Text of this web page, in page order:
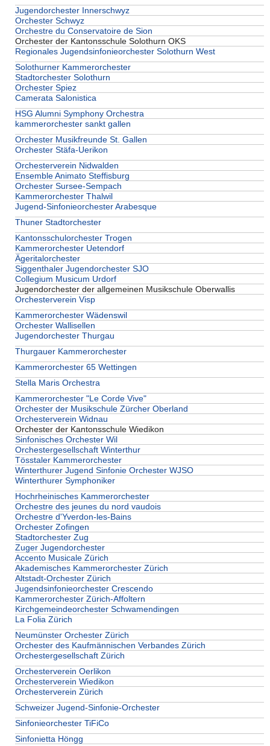
Jugendorchester Innerschwyz
Orchester Schwyz
Orchestre du Conservatoire de Sion
Orchester der Kantonsschule Solothurn OKS
Regionales Jugendsinfonieorchester Solothurn West
Solothurner Kammerorchester
Stadtorchester Solothurn
Orchester Spiez
Camerata Salonistica
HSG Alumni Symphony Orchestra
kammerorchester sankt gallen
Orchester Musikfreunde St. Gallen
Orchester Stäfa-Uerikon
Orchesterverein Nidwalden
Ensemble Animato Steffisburg
Orchester Sursee-Sempach
Kammerorchester Thalwil
Jugend-Sinfonieorchester Arabesque
Thuner Stadtorchester
Kantonsschulorchester Trogen
Kammerorchester Uetendorf
Ägeritalorchester
Siggenthaler Jugendorchester SJO
Collegium Musicum Urdorf
Jugendorchester der allgemeinen Musikschule Oberwallis
Orchesterverein Visp
Kammerorchester Wädenswil
Orchester Wallisellen
Jugendorchester Thurgau
Thurgauer Kammerorchester
Kammerorchester 65 Wettingen
Stella Maris Orchestra
Kammerorchester "Le Corde Vive"
Orchester der Musikschule Zürcher Oberland
Orchesterverein Widnau
Orchester der Kantonsschule Wiedikon
Sinfonisches Orchester Wil
Orchestergesellschaft Winterthur
Tösstaler Kammerorchester
Winterthurer Jugend Sinfonie Orchester WJSO
Winterthurer Symphoniker
Hochrheinisches Kammerorchester
Orchestre des jeunes du nord vaudois
Orchestre d'Yverdon-les-Bains
Orchester Zofingen
Stadtorchester Zug
Zuger Jugendorchester
Accento Musicale Zürich
Akademisches Kammerorchester Zürich
Altstadt-Orchester Zürich
Jugendsinfonieorchester Crescendo
Kammerorchester Zürich-Affoltern
Kirchgemeindeorchester Schwamendingen
La Folia Zürich
Neumünster Orchester Zürich
Orchester des Kaufmännischen Verbandes Zürich
Orchestergesellschaft Zürich
Orchesterverein Oerlikon
Orchesterverein Wiedikon
Orchesterverein Zürich
Schweizer Jugend-Sinfonie-Orchester
Sinfonieorchester TiFiCo
Sinfonietta Höngg